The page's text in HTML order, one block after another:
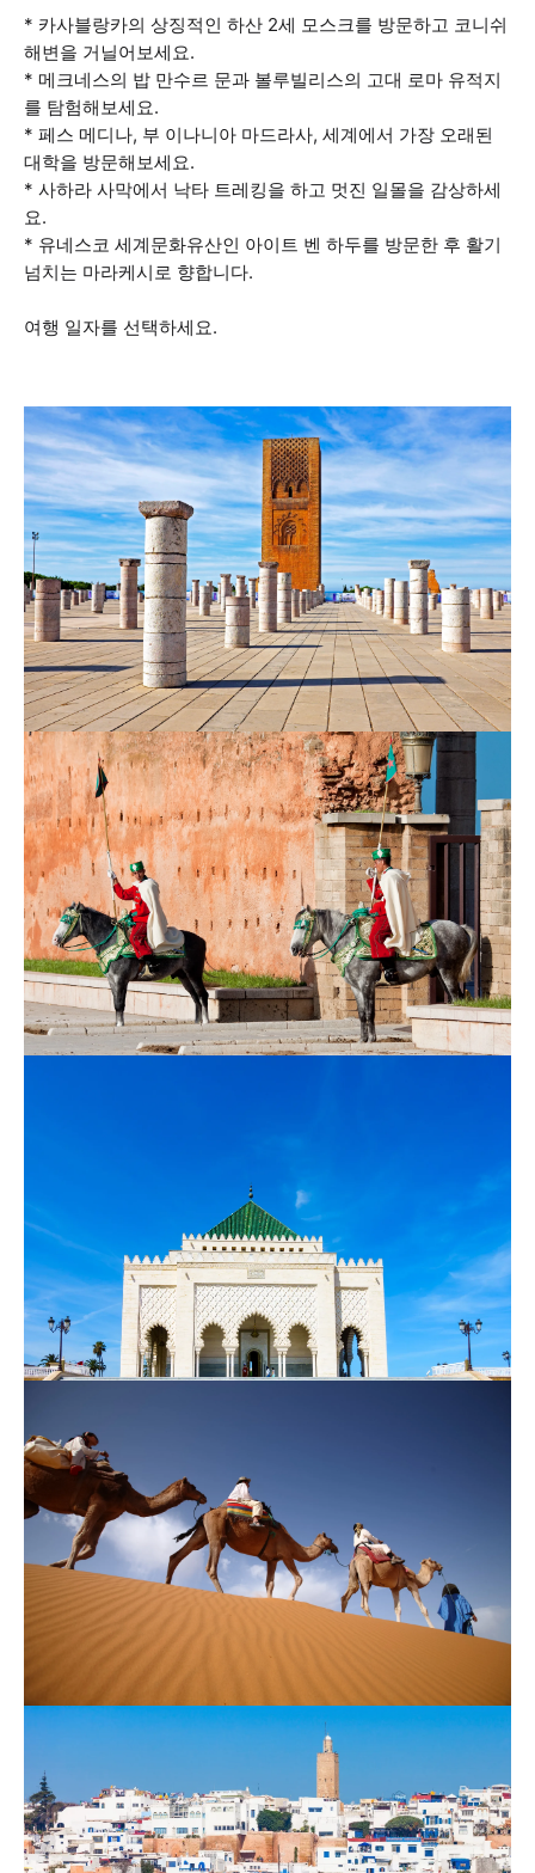
* 카사블랑카의 상징적인 하산 2세 모스크를 방문하고 코니쉬
해변을 거닐어보세요.
* 메크네스의 밥 만수르 문과 볼루빌리스의 고대 로마 유적지
를 탐험해보세요.
* 페스 메디나, 부 이나니아 마드라사, 세계에서 가장 오래된
대학을 방문해보세요.
* 사하라 사막에서 낙타 트레킹을 하고 멋진 일몰을 감상하세
요.
* 유네스코 세계문화유산인 아이트 벤 하두를 방문한 후 활기
넘치는 마라케시로 향합니다.
여행 일자를 선택하세요.